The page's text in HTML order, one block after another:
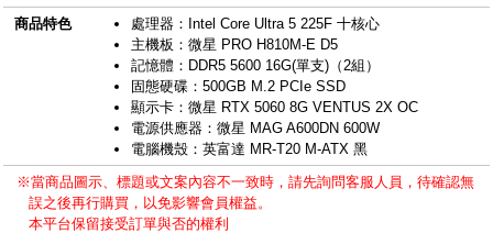
商品特色
處理器：Intel Core Ultra 5 225F 十核心
主機板：微星 PRO H810M-E D5
記憶體：DDR5 5600 16G(單支)（2組）
固態硬碟：500GB M.2 PCIe SSD
顯示卡：微星 RTX 5060 8G VENTUS 2X OC
電源供應器：微星 MAG A600DN 600W
電腦機殼：英富達 MR-T20 M-ATX 黑
※當商品圖示、標題或文案內容不一致時，請先詢問客服人員，待確認無
誤之後再行購買，以免影響會員權益。
本平台保留接受訂單與否的權利